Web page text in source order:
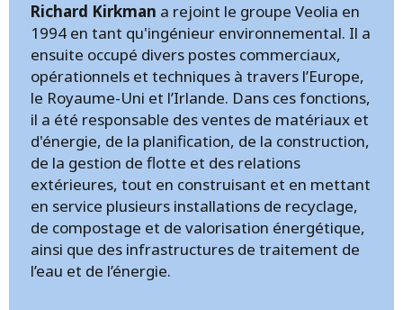
Richard Kirkman a rejoint le groupe Veolia en
1994 en tant qu'ingénieur environnemental. Il a
ensuite occupé divers postes commerciaux,
opérationnels et techniques à travers l’Europe,
le Royaume-Uni et l’Irlande. Dans ces fonctions,
il a été responsable des ventes de matériaux et
d'énergie, de la planification, de la construction,
de la gestion de flotte et des relations
extérieures, tout en construisant et en mettant
en service plusieurs installations de recyclage,
de compostage et de valorisation énergétique,
ainsi que des infrastructures de traitement de
l’eau et de l’énergie.